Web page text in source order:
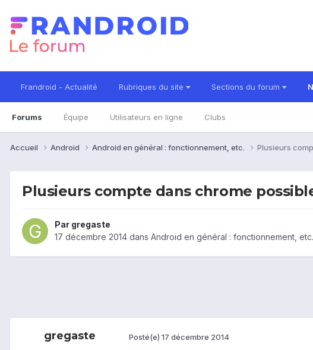
Frandroid - Actualité Rubriques du site Sections du forum
Forums Équipe Utilisateurs en ligne Clubs
Accueil Android Android en général : fonctionnement, etc. Plusieurs
Plusieurs compte dans chrome
Par gregaste
17 décembre 2014 dans Android en général : fonctionnement, etc.
gregaste Posté(e) 17 décembre 2014